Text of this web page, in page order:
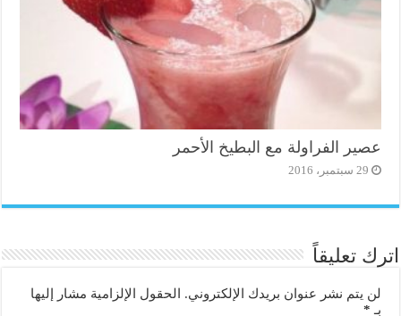
عصير الفراولة مع البطيخ الأحمر
29 سبتمبر، 2016
اترك تعليقاً
لن يتم نشر عنوان بريدك الإلكتروني.
الحقول الإلزامية مشار إليها
بـ *